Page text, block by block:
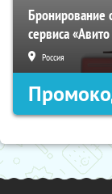
Бронирование
сервиса
Россия